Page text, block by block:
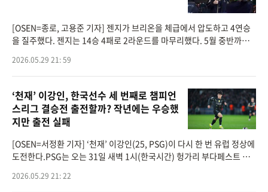
[OSEN=종로, 고용준 기자] 젠지가 브리온을 체급에서 압도하고 4연승
을 질주했다. 젠지는 14승 4패로 2라운드를 마무리했다. 5월 중반까지
면서 부진이 계속됐
2026.05.29 21: 59
‘천재’ 이강인, 한국선수 세 번째로 챔피언
스리그 결승전 출전할까? 작년에는 우승했
지만 출전 실패
[OSEN=서정환 기자] ‘천재’ 이강인(25, PSG)이 다시 한 번 유럽 정상에
도전한다.PSG는 오는 31일 새벽 1시(한국시간) 헝가리 부다페스트 푸
스리그 결승전을 치른
2026.05.29 21: 22